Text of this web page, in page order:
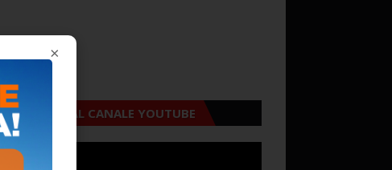
×
ISCRIVITI AL CANALE YOUTUBE